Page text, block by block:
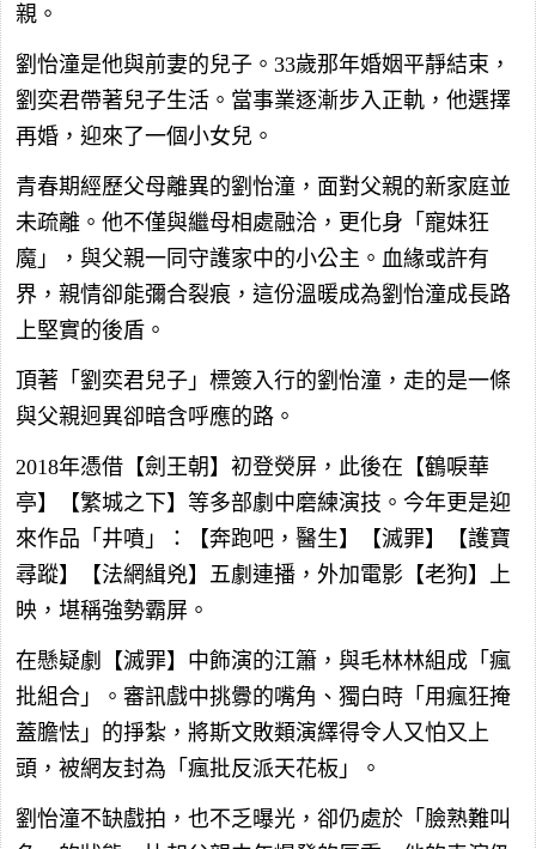
親。
劉怡潼是他與前妻的兒子。33歲那年婚姻平靜結束，
劉奕君帶著兒子生活。當事業逐漸步入正軌，他選擇
再婚，迎來了一個小女兒。
青春期經歷父母離異的劉怡潼，面對父親的新家庭並
未疏離。他不僅與繼母相處融洽，更化身「寵妹狂
魔」，與父親一同守護家中的小公主。血緣或許有
界，親情卻能彌合裂痕，這份溫暖成為劉怡潼成長路
上堅實的後盾。
頂著「劉奕君兒子」標簽入行的劉怡潼，走的是一條
與父親迥異卻暗含呼應的路。
2018年憑借【劍王朝】初登熒屏，此後在【鶴唳華
亭】【繁城之下】等多部劇中磨練演技。今年更是迎
來作品「井噴」：【奔跑吧，醫生】【滅罪】【護寶
尋蹤】【法網緝兇】五劇連播，外加電影【老狗】上
映，堪稱強勢霸屏。
在懸疑劇【滅罪】中飾演的江簫，與毛林林組成「瘋
批組合」。審訊戲中挑釁的嘴角、獨白時「用瘋狂掩
蓋膽怯」的掙紮，將斯文敗類演繹得令人又怕又上
頭，被網友封為「瘋批反派天花板」。
劉怡潼不缺戲拍，也不乏曝光，卻仍處於「臉熟難叫